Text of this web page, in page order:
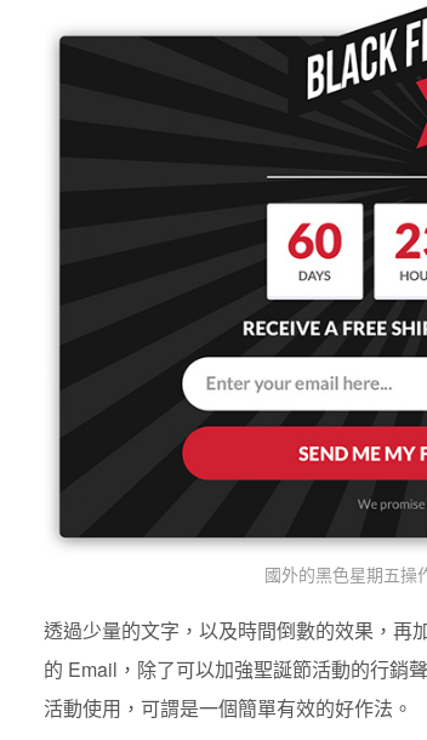
國外的黑色星期五操
透過少量的文字，以及時間倒數的效果，再
的 Email，除了可以加強聖誕節活動的行銷
活動使用，可謂是一個簡單有效的好作法。